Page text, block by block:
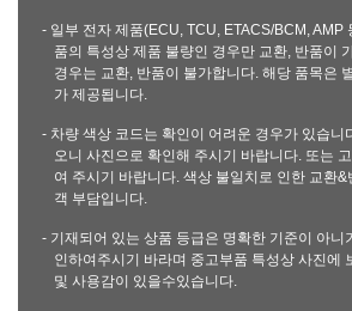
- 일부 전자 제품(ECU, TCU, ETACS/BCM, AMP
품의 특성상 제품 불량인 경우만 교환, 반품이
경우는 교환, 반품이 불가합니다. 해당 품목은
가 제공됩니다.
- 차량 색상 코드는 확인이 어려운 경우가 있습니
오니 사진으로 확인해 주시기 바랍니다. 또는
여 주시기 바랍니다. 색상 불일치로 인한 교환
객 부담입니다.
- 기재되어 있는 상품 등급은 명확한 기준이 아니
인하여주시기 바라며 중고부품 특성상 사진에
및 사용감이 있을수있습니다.